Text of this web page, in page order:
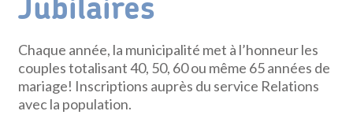
Jubilaires
Chaque année, la municipalité met à l’honneur les
couples totalisant 40, 50, 60 ou même 65 années de
mariage! Inscriptions auprès du service Relations
avec la population.